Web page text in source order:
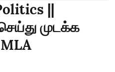
||
முடக்க
MLA